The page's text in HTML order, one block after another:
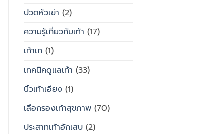
ปวดหัวเข่า (2)
ความรู้เกี่ยวกับเท้า (17)
เท้าเก(1)
เทคนิคดูแลเท้า (33)
นิ้วเท้าเอียง(1)
เลือกรองเท้าสุขภาพ(70)
ประสาทเท้าอักเสบ(2)